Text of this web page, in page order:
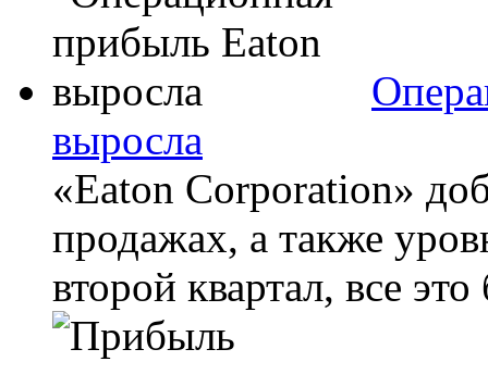
выросла
«Eaton Corporation»
продажах, а также
второй квартал, все